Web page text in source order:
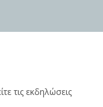
τις εκδηλώσεις